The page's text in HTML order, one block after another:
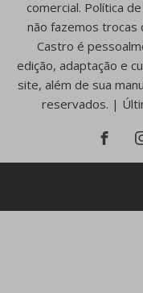
comercial. Política
não fazemos trocas
Castro é
edição, adaptação e
site, além de sua
reservados. |